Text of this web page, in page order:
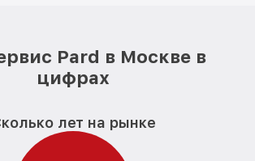
Pard в Москве в
цифрах
лет на рынке